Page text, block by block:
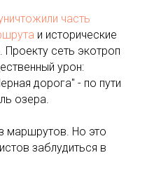
часть
и исторические
сеть экотроп
урон:
дорога" - по пути
озера.
маршрутов. Но это
заблудиться в